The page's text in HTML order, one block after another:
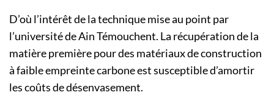
D’où l’intérêt de la technique mise au point par
l’université de Ain Témouchent. La récupération de la
matière première pour des matériaux de construction
à faible empreinte carbone est susceptible d’amortir
les coûts de désenvasement.